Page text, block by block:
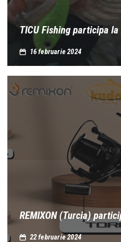
TICU Fishing participa la
16 februarie 2024
REMIXON (Turcia)
22 februarie 2024